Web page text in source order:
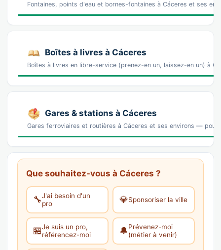
Fontaines, points d'eau et bornes-fontaines à Cáceres et ses
Boîtes à livres à Cáceres
Boîtes à livres en libre-service (prenez-en un, laissez-en un) à
Gares & stations à Cáceres
Gares ferroviaires et routières à Cáceres et ses environs —
Que souhaitez-vous à Cáceres ?
🔧J'ai besoin d'un
pro
💎Sponsoriser la ville
🏪Je suis un pro,
référencez-moi
🔔Prévenez-moi
(métier à venir)